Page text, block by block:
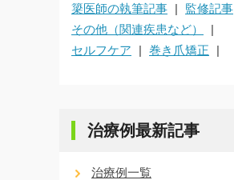
簗医師の執筆記事
監修記事
その他（関連疾患など）
セルフケア
巻き爪矯正
治療例最新記事
治療例一覧